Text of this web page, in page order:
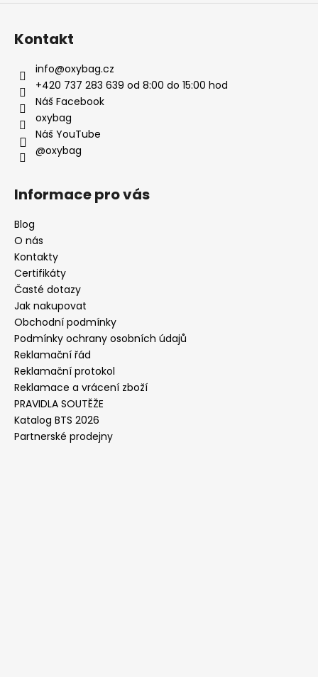
Kontakt
info@oxybag.cz
+420 737 283 639 od 8:00 do 15:00 hod
Náš Facebook
oxybag
Náš YouTube
@oxybag
Informace pro vás
Blog
O nás
Kontakty
Certifikáty
Časté dotazy
Jak nakupovat
Obchodní podmínky
Podmínky ochrany osobních údajů
Reklamační řád
Reklamační protokol
Reklamace a vrácení zboží
PRAVIDLA SOUTĚŽE
Katalog BTS 2026
Partnerské prodejny